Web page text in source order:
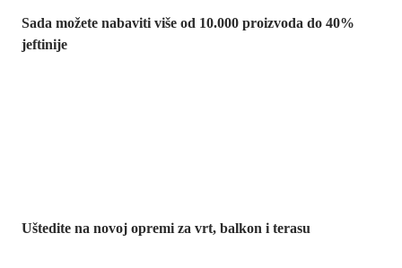
Sada možete nabaviti više od 10.000 proizvoda do 40%
jeftinije
Uštedite na novoj opremi za vrt, balkon i terasu